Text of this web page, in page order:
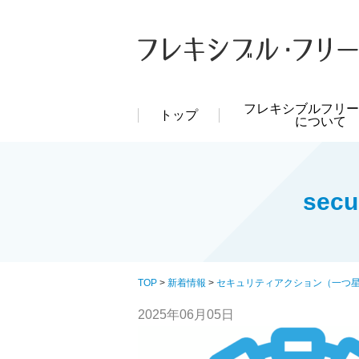
トップ
フレキシブルフリ
について
TOP > 新着情報 > セキュリティアクション（一つ
2025年06月05日